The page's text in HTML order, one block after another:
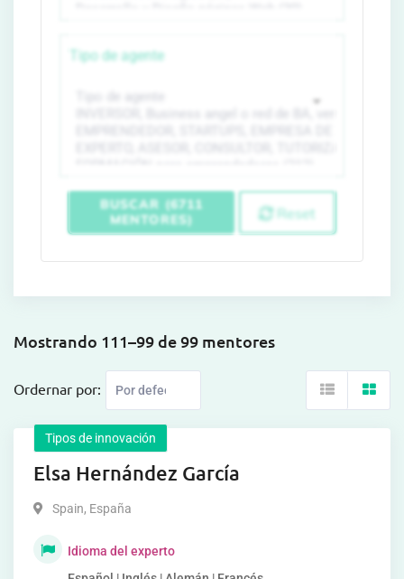
Tipo de agente
BUSCAR (6711
MENTORES)
Reset
Mostrando 111–99 de 99 mentores
Ordernar por:
Tipos de innovación
Elsa Hernández García
Spain, España
Idioma del experto